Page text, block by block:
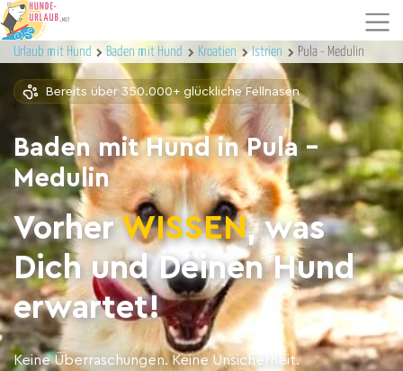
Urlaub mit Hund Baden mit Hund Kroatien Istrien Pula - Medulin
Bereits über 350.000+ glückliche Fellnasen
Baden mit Hund in Pula -
Medulin
VorherWISSEN, was
Dich und Deinen Hund
erwartet!
Keine Überraschungen. Keine Unsicherheit.